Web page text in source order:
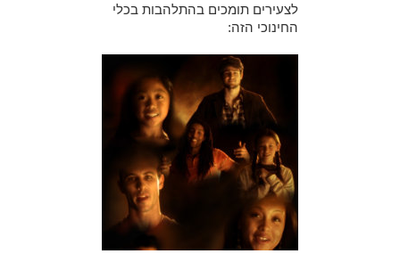
לצעירים תומכים בהתלהבות בכלי
החינוכי הזה: